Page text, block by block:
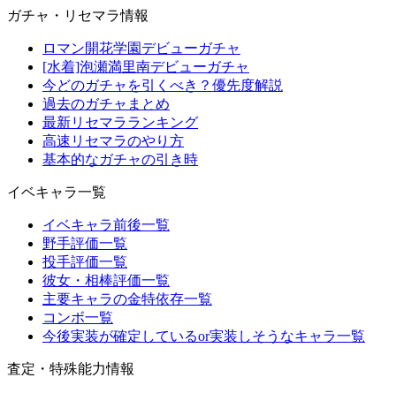
ガチャ・リセマラ情報
ロマン開花学園デビューガチャ
[水着]泡瀬満里南デビューガチャ
今どのガチャを引くべき？優先度解説
過去のガチャまとめ
最新リセマラランキング
高速リセマラのやり方
基本的なガチャの引き時
イベキャラ一覧
イベキャラ前後一覧
野手評価一覧
投手評価一覧
彼女・相棒評価一覧
主要キャラの金特依存一覧
コンボ一覧
今後実装が確定しているor実装しそうなキャラ一覧
査定・特殊能力情報